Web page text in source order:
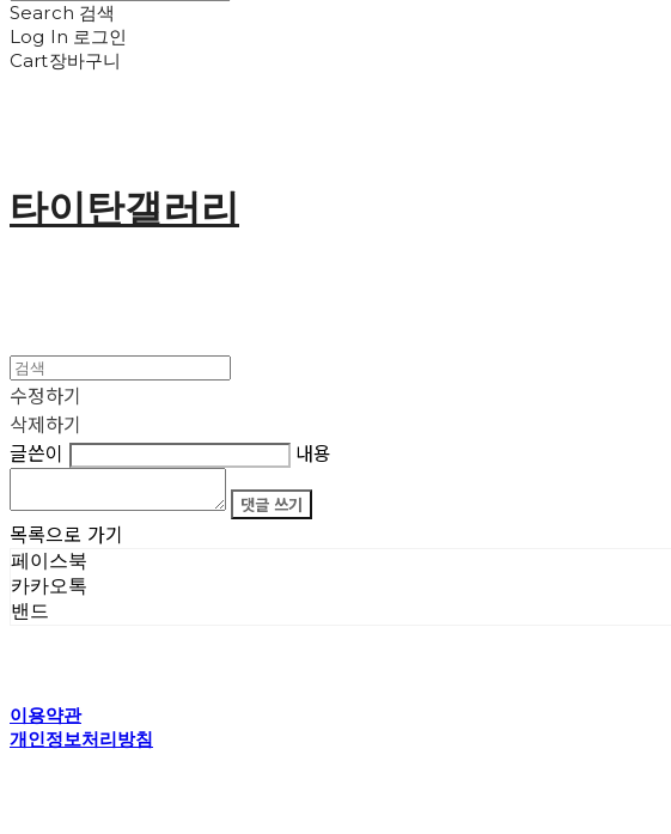
Search 검색
Log In 로그인
Cart장바구니
타이탄갤러리
수정하기
삭제하기
글쓴이
내용
댓글 쓰기
목록으로 가기
페이스북
카카오톡
밴드
이용약관
개인정보처리방침